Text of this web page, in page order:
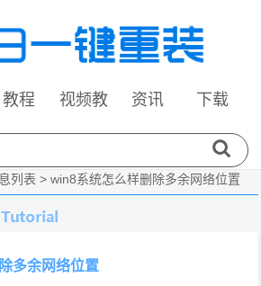
教程
视频教
资讯 下载
列表 > win8系统怎么样删除多余网络位置
多余网络位置